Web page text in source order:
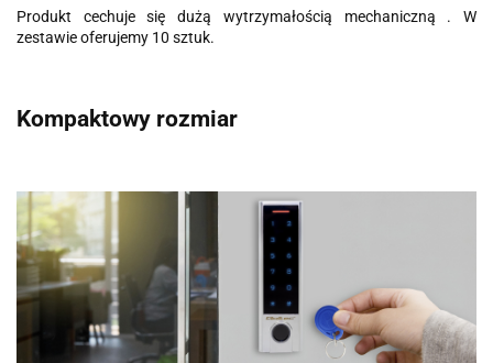
Produkt cechuje się dużą wytrzymałością mechaniczną . W
zestawie oferujemy 10 sztuk.
Kompaktowy rozmiar